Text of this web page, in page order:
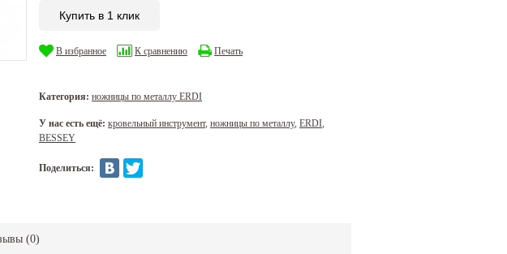
Купить в 1 клик
В избранное К сравнению Печать
Категория: ножницы по металлу ERDI
У нас есть ещё: кровельный инструмент, ножницы по металлу, ERDI
BESSEY
Поделиться:
(0)